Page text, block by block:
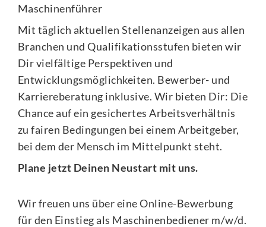
Maschinenführer
Mit täglich aktuellen Stellenanzeigen aus allen
Branchen und Qualifikationsstufen bieten wir
Dir vielfältige Perspektiven und
Entwicklungsmöglichkeiten. Bewerber- und
Karriereberatung inklusive. Wir bieten Dir: Die
Chance auf ein gesichertes Arbeitsverhältnis
zu fairen Bedingungen bei einem Arbeitgeber,
bei dem der Mensch im Mittelpunkt steht.
Plane jetzt Deinen Neustart mit uns.
Wir freuen uns über eine Online-Bewerbung
für den Einstieg als Maschinenbediener m/w/d.